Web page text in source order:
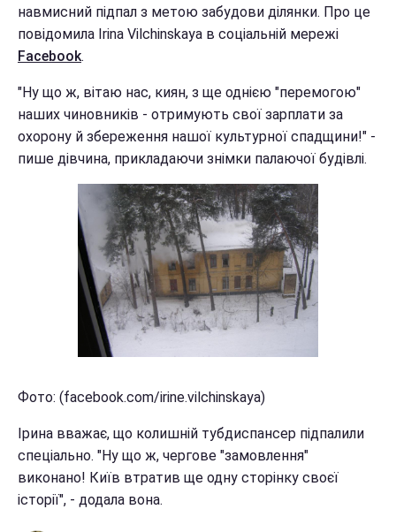
навмисний підпал з метою забудови ділянки. Про це
повідомила Irina Vilchinskaya в соціальній мережі
Facebook.
"Ну що ж, вітаю нас, киян, з ще однією "перемогою"
наших чиновників - отримують свої зарплати за
охорону й збереження нашої культурної спадщини!" -
пише дівчина, прикладаючи знімки палаючої будівлі.
Фото: (facebook.com/irine.vilchinskaya)
Ірина вважає, що колишній тубдиспансер підпалили
спеціально. "Ну що ж, чергове "замовлення"
виконано! Київ втратив ще одну сторінку своєї
історії", - додала вона.